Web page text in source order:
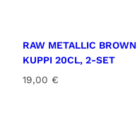
RAW METALLIC BROWN
KUPPI 20CL, 2-SET
19,00 €